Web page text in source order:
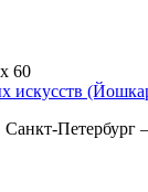
60
искусств
Санкт-Петербург